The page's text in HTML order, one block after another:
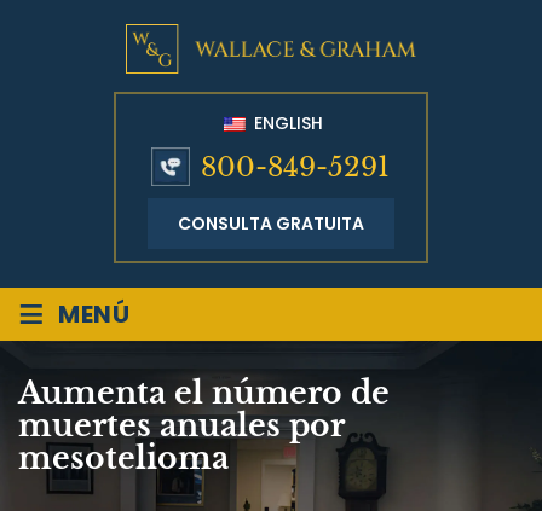
ENGLISH
800-849-5291
CONSULTA GRATUITA
≡ MENÚ
Aumenta el número de
muertes anuales por
mesotelioma